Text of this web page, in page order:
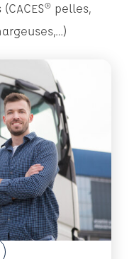
pelles,